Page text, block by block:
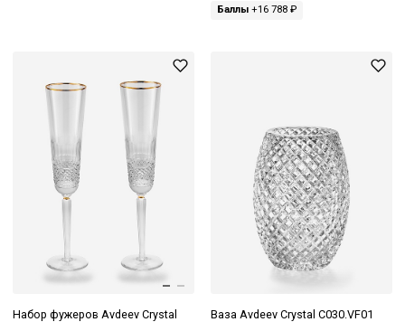
Баллы+16 788 ₽
Набор фужеров Avdeev Crystal
Ваза Avdeev Crystal С030.VF01